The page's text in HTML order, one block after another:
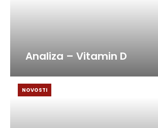
Analiza – Vitamin D
NOVOSTI